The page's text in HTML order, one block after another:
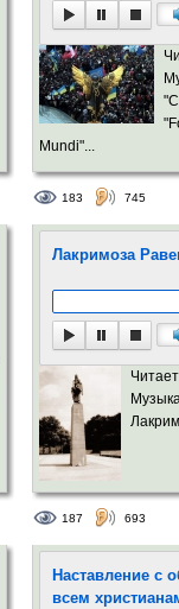
Mundi"...
183 745
Лакримоза
187 693
Наставление с
всем